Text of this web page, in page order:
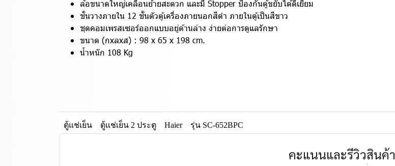
ล้อขนาดใหญ่เคลื่อนย้ายสะดวก และมี Stopper ป้องกันตู้ขยับได้ดีเยี่ยม
ชั้นวางภายใน 12 ชั้นตัวตู้เครื่องภายนอกสีดำ ภายในตู้เป็นสีขาว
ชุดคอมเพรสเซอร์ออกแบบอยู่ด้านล่าง ง่ายต่อการดูแลรักษา
ขนาด (กxลxส) : 98 x 65 x 198 cm.
น้ำหนัก 108 Kg
ตู้แช่เย็น ตู้แช่เย็น 2 ประตู Haier รุ่น SC-652BPC
คะแนนและรีวิวสินค้า